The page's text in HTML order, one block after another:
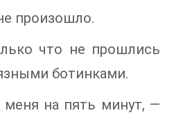
произошло.
что не прошлись
ботинками.
на пять минут, —